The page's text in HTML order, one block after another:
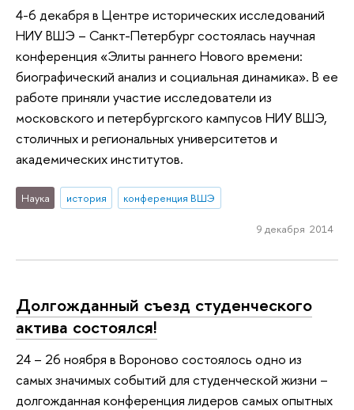
4-6 декабря в Центре исторических исследований
НИУ ВШЭ – Санкт-Петербург состоялась научная
конференция «Элиты раннего Нового времени:
биографический анализ и социальная динамика». В ее
работе приняли участие исследователи из
московского и петербургского кампусов НИУ ВШЭ,
столичных и региональных университетов и
академических институтов.
Наука история конференция ВШЭ
9 декабря 2014
Долгожданный съезд студенческого
актива состоялся!
24 – 26 ноября в Вороново состоялось одно из
самых значимых событий для студенческой жизни –
долгожданная конференция лидеров самых опытных